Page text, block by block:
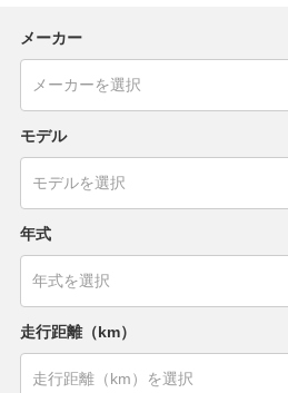
メーカー
モデル
年式
走行距離（km）